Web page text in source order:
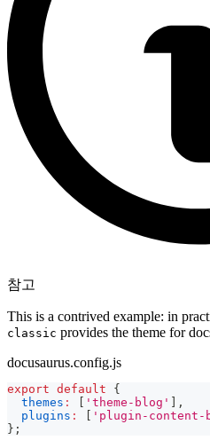
참고
This is a contrived example: in
classic provides the theme for
docusaurus.config.js
export default
{
themes : [ 'theme-blog' ] ,
plugins : [ 'plugin-content-
} ;